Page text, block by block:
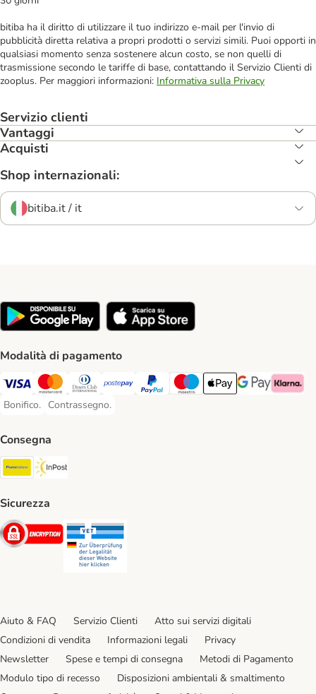
bitiba ha il diritto di utilizzare il tuo indirizzo e-mail per l'invio di
pubblicità diretta relativa a propri prodotti o servizi simili. Puoi opporti in
qualsiasi momento senza sostenere alcun costo, se non quelli di
trasmissione secondo le tariffe di base, contattando il Servizio Clienti di
zooplus. Per maggiori informazioni: Informativa sulla Privacy
Servizio clienti
Vantaggi
Acquisti
Shop internazionali:
bitiba.it / it
Modalità di pagamento
Visa. Payment Method
Mastercard. Payment Method
Diners Club. Payment Method
Postepay. Payment Method
PayPal. Payment Method
Maestro. Payment Method
Apple pay. Payment
Google Pay
Klarna
Bonifico.
Bonifico. Payment Method
Contrassegno.
Contrassegno. Payment Method
Consegna
Poste Italiane. Shipping Method
Sicurezza
Security
Aiuto & FAQ Servizio Clienti
Atto sui servizi digitali
Condizioni di vendita
Informazioni legali
Privacy
Newsletter
Spese e tempi di consegna
Metodi di Pagamento
Modulo tipo di recesso
Disposizioni ambientali & smaltimento